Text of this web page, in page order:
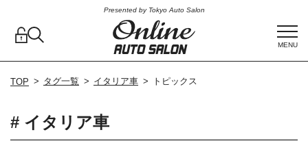
Presented by Tokyo Auto Salon
MENU
TOP タグ一覧 イタリア車 トピックス
# イタリア車